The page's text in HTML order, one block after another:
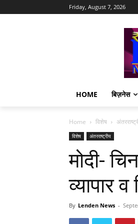
Friday, August 7, 2026
HOME बिज़नेस
Home विशेष
विशेष अंतरराष्ट्रीय
मोदी-
व्यापार
By Lenden News -